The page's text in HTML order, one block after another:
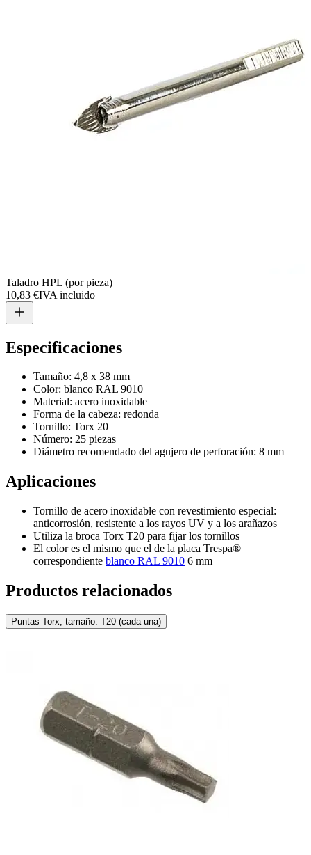
Taladro HPL (por pieza)
10,83 €IVA incluido
Especificaciones
Tamaño: 4,8 x 38 mm
Color: blanco RAL 9010
Material: acero inoxidable
Forma de la cabeza: redonda
Tornillo: Torx 20
Número: 25 piezas
Diámetro recomendado del agujero de perforación: 8 mm
Aplicaciones
Tornillo de acero inoxidable con revestimiento especial:
anticorrosión, resistente a los rayos UV y a los arañazos
Utiliza la broca Torx T20 para fijar los tornillos
El color es el mismo que el de la placa Trespa®
correspondiente blanco RAL 9010 6 mm
Productos relacionados
Puntas Torx, tamaño: T20 (cada una)